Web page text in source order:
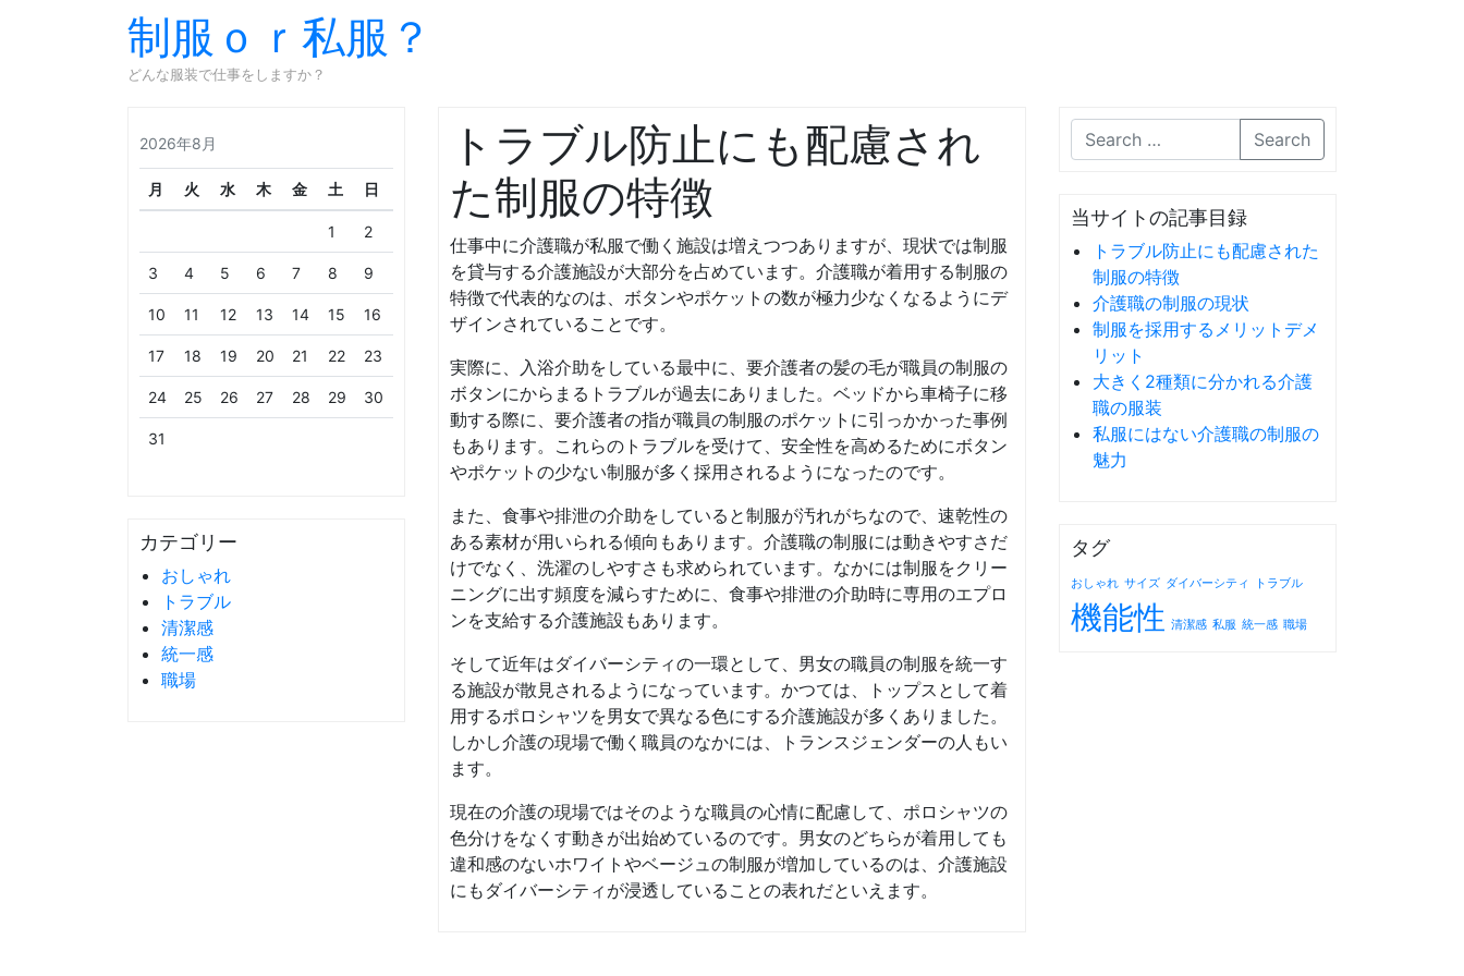
制服ｏｒ私服？
どんな服装で仕事をしますか？
2026年8月
月 火 水 木 金 土 日
1 2
3 4 5 6 7 8 9
10 11 12 13 14 15 16
17 18 19 20 21 22 23
24 25 26 27 28 29 30
31
カテゴリー
おしゃれ
トラブル
清潔感
統一感
職場
トラブル防止にも配慮され
た制服の特徴
仕事中に介護職が私服で働く施設は増えつつありますが、現状では制服
を貸与する介護施設が大部分を占めています。介護職が着用する制服の
特徴で代表的なのは、ボタンやポケットの数が極力少なくなるようにデ
ザインされていることです。
実際に、入浴介助をしている最中に、要介護者の髪の毛が職員の制服の
ボタンにからまるトラブルが過去にありました。ベッドから車椅子に移
動する際に、要介護者の指が職員の制服のポケットに引っかかった事例
もあります。これらのトラブルを受けて、安全性を高めるためにボタン
やポケットの少ない制服が多く採用されるようになったのです。
また、食事や排泄の介助をしていると制服が汚れがちなので、速乾性の
ある素材が用いられる傾向もあります。介護職の制服には動きやすさだ
けでなく、洗濯のしやすさも求められています。なかには制服をクリー
ニングに出す頻度を減らすために、食事や排泄の介助時に専用のエプロ
ンを支給する介護施設もあります。
そして近年はダイバーシティの一環として、男女の職員の制服を統一す
る施設が散見されるようになっています。かつては、トップスとして着
用するポロシャツを男女で異なる色にする介護施設が多くありました。
しかし介護の現場で働く職員のなかには、トランスジェンダーの人もい
ます。
現在の介護の現場ではそのような職員の心情に配慮して、ポロシャツの
色分けをなくす動きが出始めているのです。男女のどちらが着用しても
違和感のないホワイトやベージュの制服が増加しているのは、介護施設
にもダイバーシティが浸透していることの表れだといえます。
Search
当サイトの記事目録
トラブル防止にも配慮された
制服の特徴
介護職の制服の現状
制服を採用するメリットデメ
リット
大きく2種類に分かれる介護
職の服装
私服にはない介護職の制服の
魅力
タグ
おしゃれ サイズ ダイバーシティ トラブル
機能性 清潔感 私服 統一感 職場